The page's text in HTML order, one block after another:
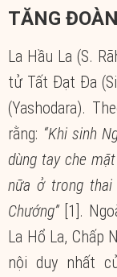
TĂNG
La Hầu La (S.
tử Tất Đạt Đa
(Yashodara).
rằng: “Khi sinh
dùng tay che
nữa ở trong
Chướng” [1].
La Hổ La, Chấp
nội duy nhất